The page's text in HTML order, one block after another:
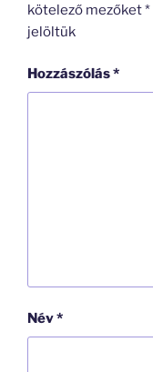
kötelező mezőket*
jelöltük
Hozzászólás*
Név*